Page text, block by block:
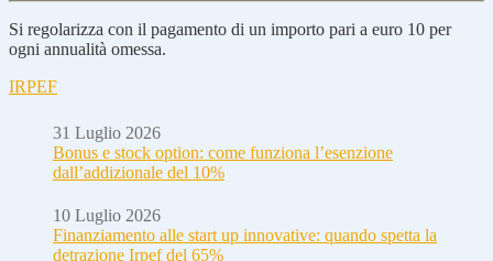
Si regolarizza con il pagamento di un importo pari a euro 10 per
ogni annualità omessa.
IRPEF
31 Luglio 2026
Bonus e stock option: come funziona l’esenzione
dall’addizionale del 10%
10 Luglio 2026
Finanziamento alle start up innovative: quando spetta la
detrazione Irpef del 65%